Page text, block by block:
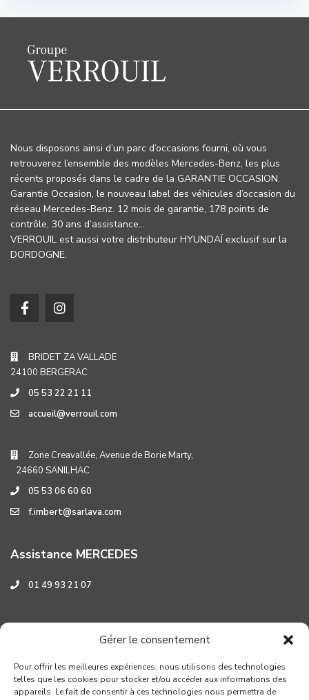
Gérer le consentement
Pour offrir les meilleures expériences, nous utilisons des technologies
telles que les cookies pour stocker et/ou accéder aux informations des
appareils. Le fait de consentir à ces technologies nous permettra de
Nous disposons ainsi d’un parc d’occasions fourni, où vous
retrouverez l’ensemble des modèles Mercedes-Benz, les plus
récents proposés dans le cadre de la GARANTIE OCCASION.
Garantie Occasion, le nouveau label des véhicules d’occasion du
réseau Mercedes-Benz. 12 mois de garantie, 178 points de
contrôle, 30 ans d’assistance…
VERROUIL est aussi votre distributeur HYUNDAÏ exclusif sur la
DORDOGNE.
BRIDET ZA VALLADE
24100 BERGERAC
05 53 22 21 11
accueil@verrouil.com
Zone Creavallée, Avenue de Borie Marty,
24660 SANILHAC
05 53 06 60 60
f.imbert@sarlava.com
Assistance MERCEDES
01 49 93 21 07
Assistance HYUNDAI